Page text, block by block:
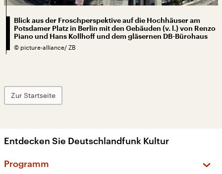
Blick aus der Froschperspektive auf die Hochhäuser am
Potsdamer Platz in Berlin mit den Gebäuden (v. l.) von Renzo
Piano und Hans Kollhoff und dem gläsernen DB-Bürohaus
© picture-alliance/ ZB
Zur Startseite
Entdecken Sie Deutschlandfunk Kultur
Programm